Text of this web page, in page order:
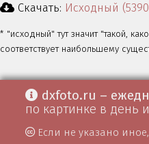
Скачать: Исходный
* "исходный" тут значит "такой,
соответствует наибольшему
dxfoto.ru –
по картинке в день
Если не указано